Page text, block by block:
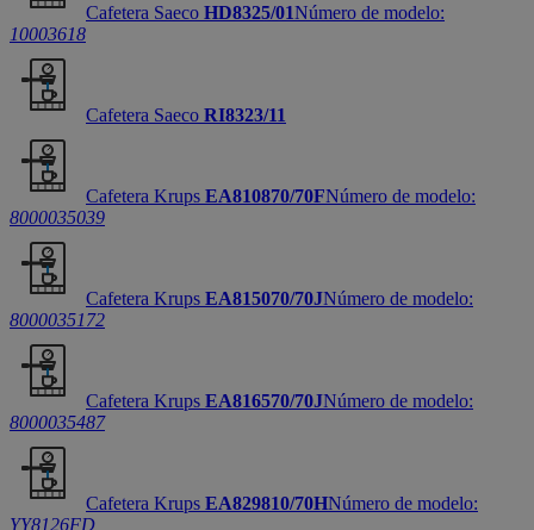
Cafetera Saeco HD8325/01Número de modelo:
10003618
Cafetera Saeco RI8323/11
Cafetera Krups EA810870/70FNúmero de modelo:
8000035039
Cafetera Krups EA815070/70JNúmero de modelo:
8000035172
Cafetera Krups EA816570/70JNúmero de modelo:
8000035487
Cafetera Krups EA829810/70HNúmero de modelo:
YY8126FD